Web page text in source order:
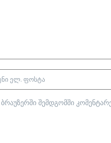
შემდგომში